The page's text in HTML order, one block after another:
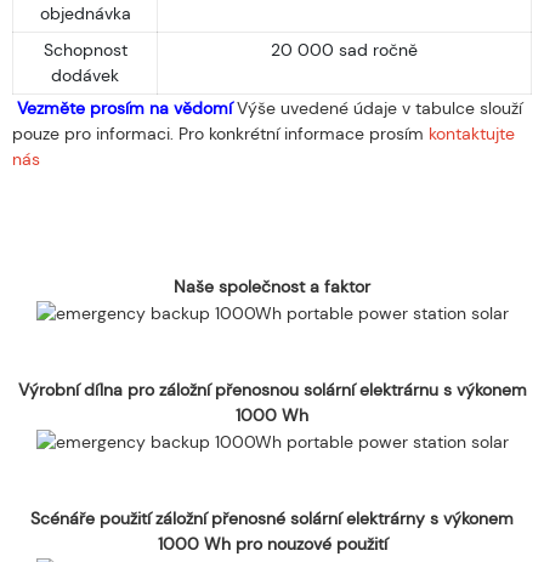
objednávka
Schopnost
dodávek
20 000 sad ročně
Vezměte prosím na vědomíVýše uvedené údaje v tabulce slouží
pouze pro informaci. Pro konkrétní informace prosím kontaktujte
nás
Naše společnost a faktor
Výrobní dílna pro záložní přenosnou solární elektrárnu s výkonem
1000 Wh
Scénáře použití záložní přenosné solární elektrárny s výkonem
1000 Wh pro nouzové použití